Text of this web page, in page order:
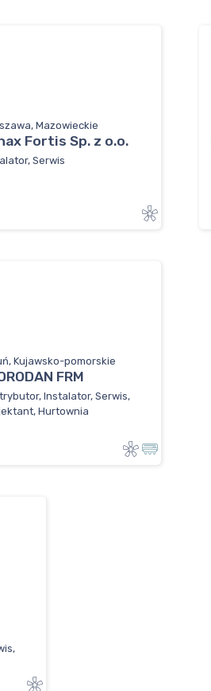
Mazowieckie
Fortis Sp. z o.o.
Serwis
Kujawsko-pomorskie
FRM
Instalator, Serwis,
Hurtownia